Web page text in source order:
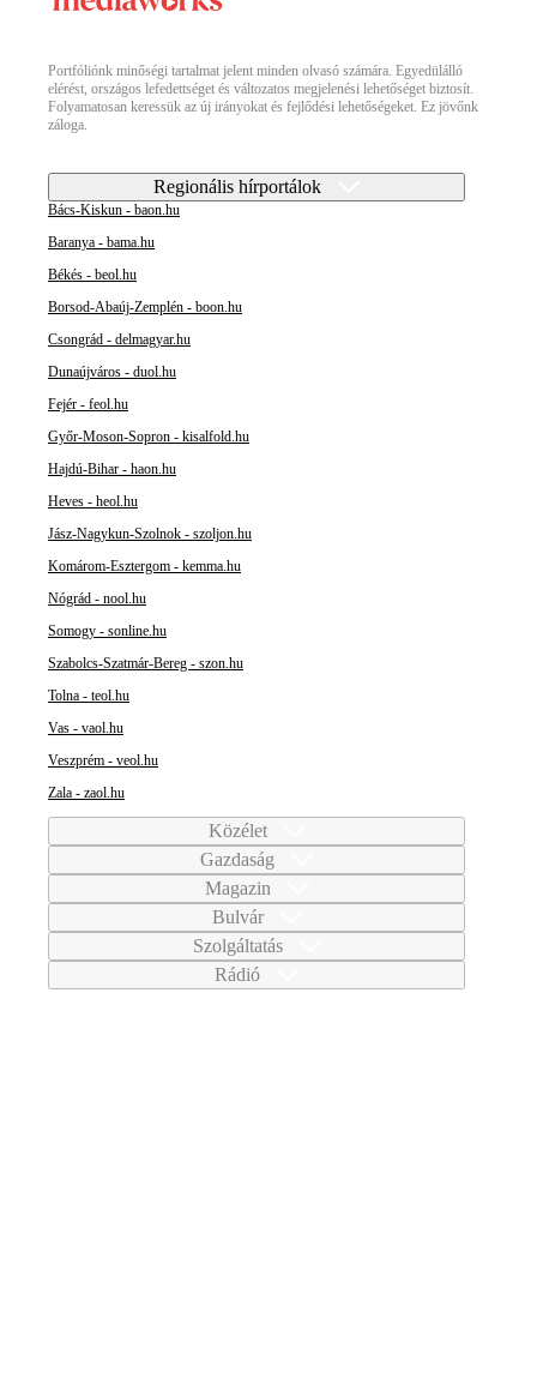
Portfóliónk minőségi tartalmat jelent minden olvasó számára. Egyedülálló
elérést, országos lefedettséget és változatos megjelenési lehetőséget biztosít.
Folyamatosan keressük az új irányokat és fejlődési lehetőségeket. Ez jövőnk
záloga.
Regionális hírportálok
Bács-Kiskun - baon.hu
Baranya - bama.hu
Békés - beol.hu
Borsod-Abaúj-Zemplén - boon.hu
Csongrád - delmagyar.hu
Dunaújváros - duol.hu
Fejér - feol.hu
Győr-Moson-Sopron - kisalfold.hu
Hajdú-Bihar - haon.hu
Heves - heol.hu
Jász-Nagykun-Szolnok - szoljon.hu
Komárom-Esztergom - kemma.hu
Nógrád - nool.hu
Somogy - sonline.hu
Szabolcs-Szatmár-Bereg - szon.hu
Tolna - teol.hu
Vas - vaol.hu
Veszprém - veol.hu
Zala - zaol.hu
Közélet
Gazdaság
Magazin
Bulvár
Szolgáltatás
Rádió